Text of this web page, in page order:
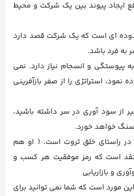
ایجاد پیوند بین یک شرکت و محیط
ای است که یک شرکت قصد دارد
به فرد باشد.
پیوستگی و انسجام نیاز دارد. نمی
نمود، استراتژی را از صفر بازآفرینی
از سود آوری در سر داشته باشید،
سنگ خواهد خورد.
در راستای خلق ثروت است. ( او هم
است که رمز موفقیت هر کسب و
و بازاریابی
این مورد است که شما نمی توانید برای